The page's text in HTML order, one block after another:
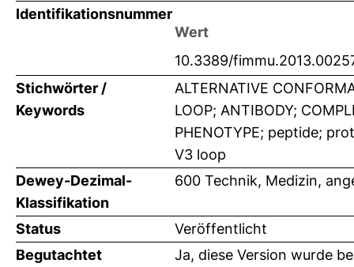
Identifikationsnummer
Wert
10.3389/
Stichwörter /
Keywords
ALTERNATIVE
LOOP; ANTIBODY;
PHENOTYPE; peptide;
V3 loop
Dewey-Dezimal-
Klassifikation
600 Technik, Medizin,
Status
Veröffentlicht
Begutachtet
Ja, diese Version wurde